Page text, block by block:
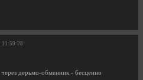
11:59:28
дерьмо-обменник - бесценно